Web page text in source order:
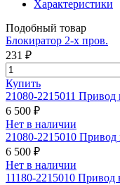
Характеристики
Подобный товар
Блокиратор 2-х пров.
231 ₽
Купить
21080-2215011 Привод
6 500 ₽
Нет в наличии
21080-2215010
6 500 ₽
Нет в наличии
11180-2215010 Привод